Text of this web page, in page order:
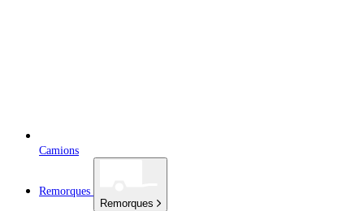
Camions
Remorques
Remorques